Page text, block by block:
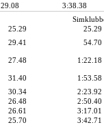
29.08
3:38.38
25.29
25.29
29.41
54.70
27.48
1:22.18
31.40
1:53.58
30.34
2:23.92
26.48
2:50.40
26.61
3:17.01
25.70
3:42.71